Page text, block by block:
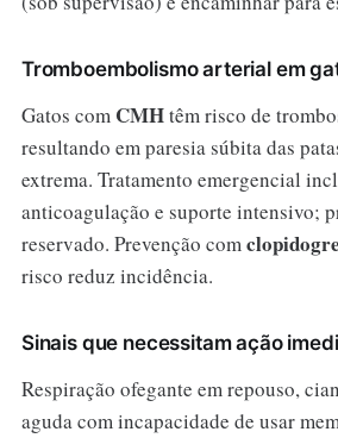
Tromboembolismo arterial em
Gatos com CMHtêm risco de
resultando em paresia súbita das
extrema. Tratamento emergencial
anticoagulação e suporte intensivo;
reservado. Prevenção com
risco reduz incidência.
Sinais que necessitam ação
Respiração ofegante em repouso,
aguda com incapacidade de usar